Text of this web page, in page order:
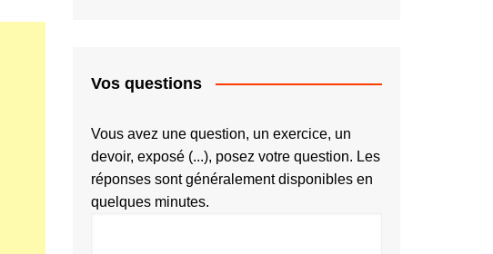
Vos questions
Vous avez une question, un exercice, un
devoir, exposé (...), posez votre question. Les
réponses sont généralement disponibles en
quelques minutes.